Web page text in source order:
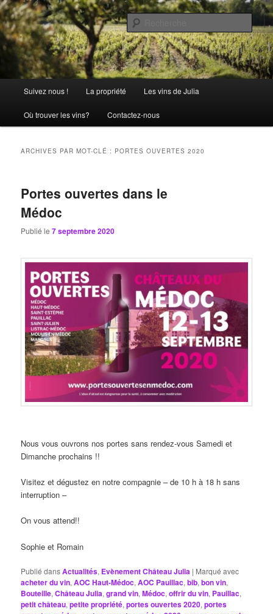
Aller
au
contenu
principal
Aller
au
contenu
secondaireChâteau Julia
La passion comme tradition
principal
Suivez nous ! La propriété Les vins de Julia
Où trouver les vins? Contactez-nous
ARCHIVES PAR MOT-CLÉ : PORTES OUVERTES 2020
Portes ouvertes dans le
Médoc
Publié le7 septembre 2020
Nous vous ouvrons nos portes sans rendez-vous Samedi et
Dimanche prochains !!
Visitez et dégustez en notre compagnie – de 10 h à 18 h sans
interruption –
On vous attend!!
Sophie et Romain
Publié dansActualités, Evènement Château Julia | Marqué avec
acheter du vin,AOC Haut-Médoc,AOC Pauillac,bib,bon vin,
Bouteille,Château Julia,grand vin,Médoc,offrir du vin, Pauillac,
petit château,petite propriété,portes ouvertes 2020,portes